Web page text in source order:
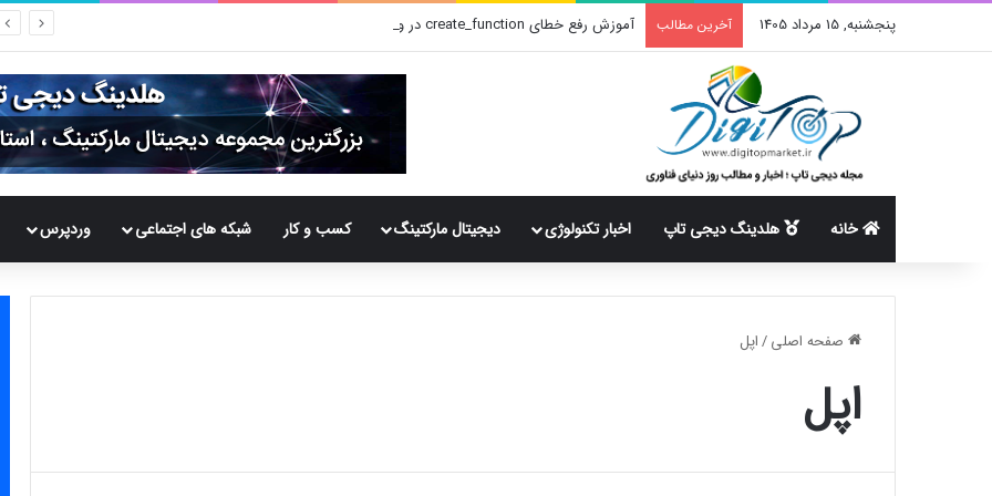
پنجشنبه, 15 مرداد 1405 آخرین مطالب آموزش رفع خطای create_function در وردپرس
خانه هلدینگ دیجی تاپ اخبار تکنولوژی دیجیتال مارکتینگ کسب و کار شبکه های اجتماعی وردپرس
صفحه اصلی/اپل
اپل